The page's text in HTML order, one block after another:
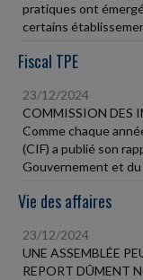
pratiques ont
certains
Fiscal TPE
23/12/2024
COMMISSION DES
Comme chaque
(CIF) a publié son
Gouvernement et du
Vie des affaires
23/12/2024
UNE ASSEMBLÉE
REPORT DÛMENT